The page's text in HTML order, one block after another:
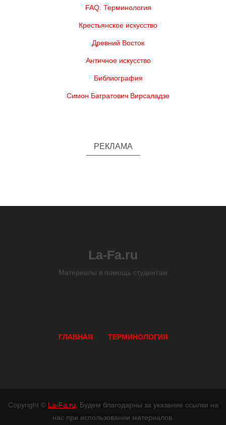
FAQ. Терминология
Крестьянское искусство
Древний Восток
Античное искусство
Библиография
Симон Багратович Вирсаладзе
РЕКЛАМА
La-Fa.ru
Материалы в помощь студентам
ГЛАВНАЯ ТЕРМИНОЛОГИЯ
Copyright © La-Fa.ru . Будем благодарны за указание ссылки на
нас при использовании материалов.